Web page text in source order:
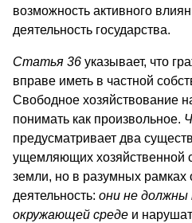
возможность активного
деятельность государства.
Статья 36 указывает, что
вправе иметь в частной
Свободное хозяйствование
понимать как произвольное.
предусматривает два
ущемляющих хозяйственной
земли, но в разумных
деятельность: они не должны
окружающей среде и